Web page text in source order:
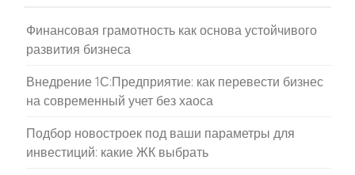
Финансовая грамотность как основа устойчивого
развития бизнеса
Внедрение 1С:Предприятие: как перевести бизнес
на современный учет без хаоса
Подбор новостроек под ваши параметры для
инвестиций: какие ЖК выбрать